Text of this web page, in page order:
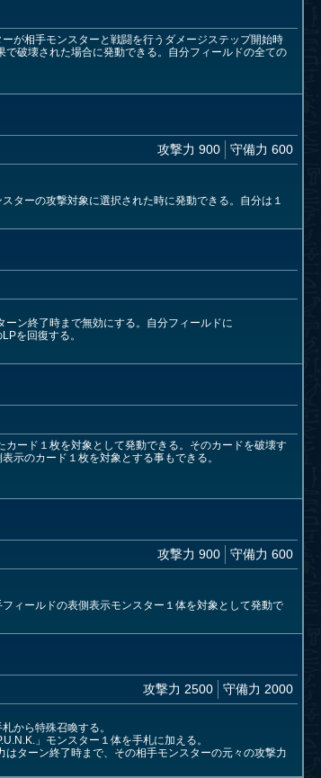
が相手モンスターと戦闘を行うダメージステップ開始時
破壊された場合に発動できる。自分フィールドの全ての
攻撃力 900 守備力 600
ターの攻撃対象に選択された時に発動できる。自分は１
ン終了時まで無効にする。自分フィールドに
を回復する。
ード１枚を対象として発動できる。そのカードを破壊す
示のカード１枚を対象とする事もできる。
攻撃力 900 守備力 600
ィールドの表側表示モンスター１体を対象として発動で
攻撃力 2500 守備力 2000
から特殊召喚する。
」モンスター１体を手札に加える。
ターン終了時まで、その相手モンスターの元々の攻撃力